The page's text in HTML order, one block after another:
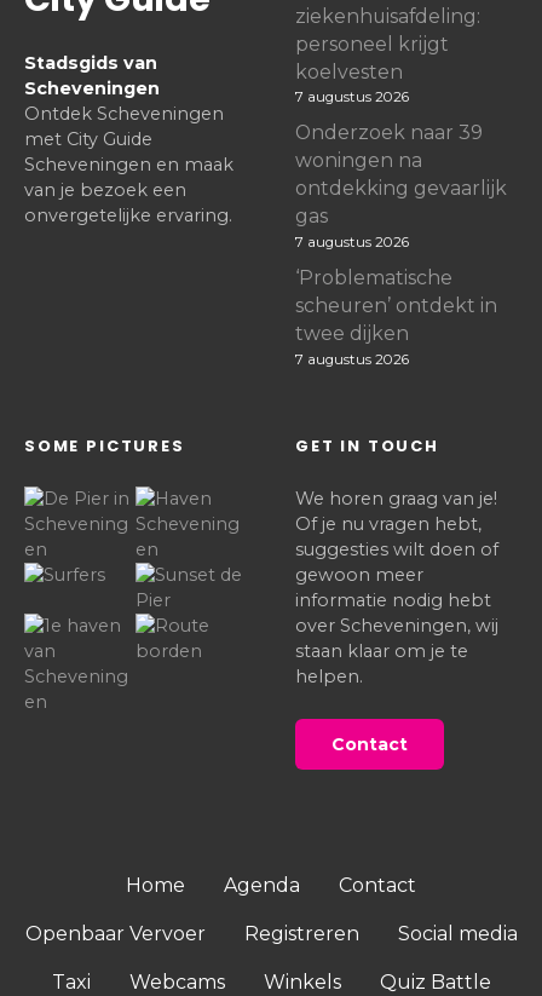
Stadsgids van
Scheveningen
Ontdek Scheveningen
met City Guide
Scheveningen en maak
van je bezoek een
onvergetelijke ervaring.
ziekenhuisafdeling:
personeel krijgt
koelvesten
7 augustus 2026
Onderzoek naar 39
woningen na
ontdekking gevaarlijk
gas
7 augustus 2026
‘Problematische
scheuren’ ontdekt in
twee dijken
7 augustus 2026
SOME PICTURES GET IN TOUCH
We horen graag van je!
Of je nu vragen hebt,
suggesties wilt doen of
gewoon meer
informatie nodig hebt
over Scheveningen, wij
staan klaar om je te
helpen.
Contact
Home Agenda Contact
Openbaar Vervoer Registreren Social media
Taxi Webcams Winkels Quiz Battle